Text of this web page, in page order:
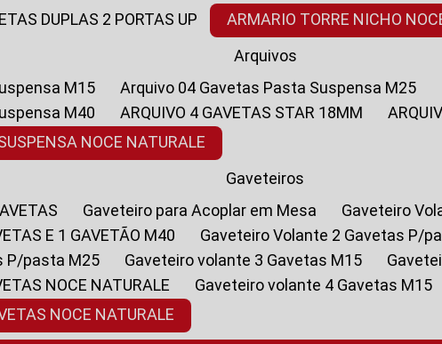
DUPLAS 2 PORTAS UP
ARMARIO TORRE NICHO
Arquivos
M15
Arquivo 04 Gavetas Pasta Suspensa M25
M40
ARQUIVO 4 GAVETAS STAR 18MM
NOCE NATURALE
Gaveteiros
Gaveteiro para Acoplar em Mesa
Gaveteiro
E 1 GAVETÃO M40
Gaveteiro Volante 2 Gavetas P/
P/pasta M25
Gaveteiro volante 3 Gavetas M15
NOCE NATURALE
Gaveteiro volante 4 Gavetas M15
NOCE NATURALE